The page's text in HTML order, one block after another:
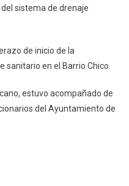
sistema de drenaje
de inicio de la
en el Barrio Chico.
estuvo acompañado de
del Ayuntamiento de